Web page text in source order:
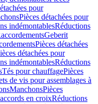
pour
Pièces détachées pour
indémontablesRéductions
Geberit
Pièces détachées
détachées pour
indémontablesRéductions
Tés pour chauffagePièces
de vis pour assemblages à
ManchonsPièces
en croixRéductions